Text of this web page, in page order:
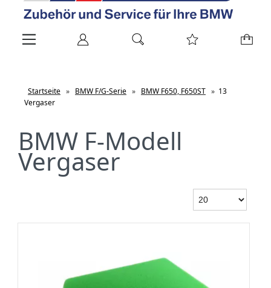
Startseite » BMW F/G-Serie » BMW F650, F650ST » 13
Vergaser
BMW F-Modell
Vergaser